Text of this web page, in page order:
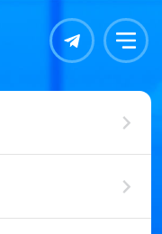
Контакты Меню